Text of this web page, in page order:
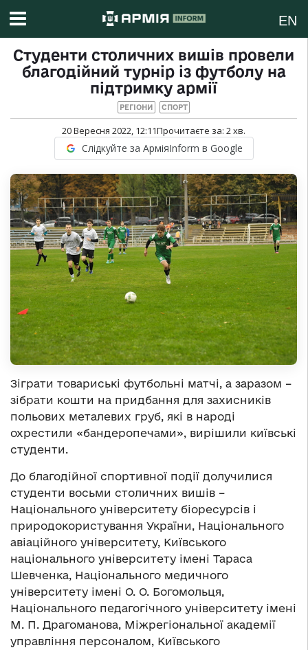
EN
Студенти столичних вишів провели
благодійний турнір із футболу на
підтримку армії
РЕГІОНИ СПОРТ
20 Вересня 2022, 12:11Прочитаєте за: 2хв.
Слідкуйте за АрміяInform в Google
Зіграти товариські футбольні матчі, а заразом –
зібрати кошти на придбання для захисників
польових металевих груб, які в народі
охрестили «бандеропечами», вирішили київські
студенти.
До благодійної спортивної події долучилися
студенти восьми столичних вишів –
Національного університету біоресурсів і
природокористування України, Національного
авіаційного університету, Київського
національного університету імені Тараса
Шевченка, Національного медичного
університету імені О. О. Богомольця,
Національного педагогічного університету імені
М. П. Драгоманова, Міжрегіональної академії
управління персоналом, Київського